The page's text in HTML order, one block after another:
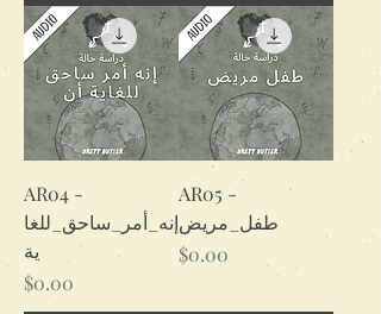
AR04 -
إنه_أمر_ساحق_للغا
ية
Price
$0.00
AR05 -
طفل_مريض
Price
$0.00